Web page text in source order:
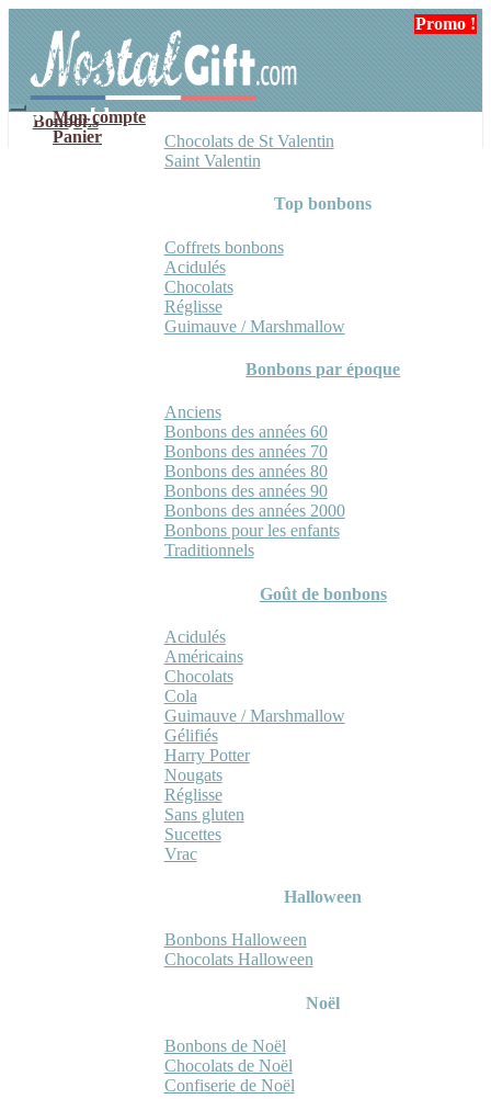
navigation
contenu
Mon compte
Panier
Bonbons
Chocolats de St Valentin
Saint Valentin
Top bonbons
Coffrets bonbons
Acidulés
Chocolats
Réglisse
Guimauve / Marshmallow
Bonbons par époque
Anciens
Bonbons des années 60
Bonbons des années 70
Bonbons des années 80
Bonbons des années 90
Bonbons des années 2000
Bonbons pour les enfants
Traditionnels
Goût de bonbons
Acidulés
Américains
Chocolats
Cola
Guimauve / Marshmallow
Gélifiés
Harry Potter
Nougats
Réglisse
Sans gluten
Sucettes
Vrac
Halloween
Bonbons Halloween
Chocolats Halloween
Noël
Bonbons de Noël
Chocolats de Noël
Confiserie de Noël
Promo !